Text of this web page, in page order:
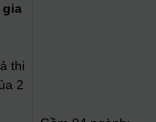
thi
2